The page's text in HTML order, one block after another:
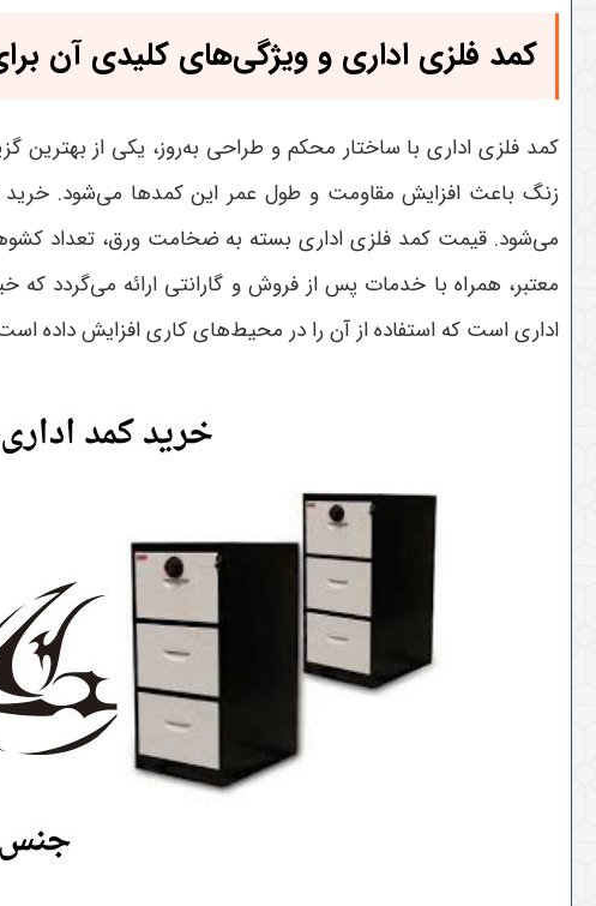
کمد فلزی اداری و ویژگی‌های کلیدی آن
کمد فلزی اداری با ساختار محکم و طراحی به‌روز، یکی از
زنگ باعث افزایش مقاومت و طول عمر این کمدها می‌شود. خرید
می‌شود. قیمت کمد فلزی اداری بسته به ضخامت ورق، تعداد
معتبر، همراه با خدمات پس از فروش و گارانتی ارائه می‌گردد
اداری است که استفاده از آن را در محیط‌های کاری افزایش داده